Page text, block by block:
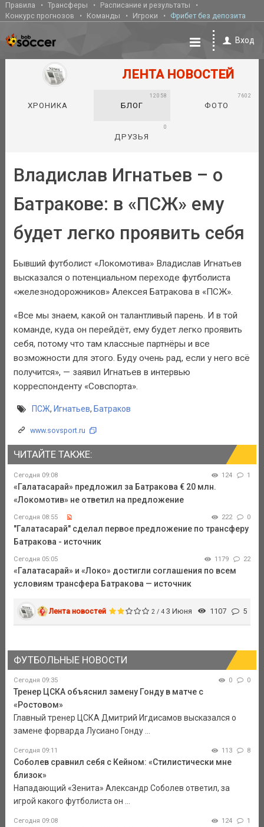
Правила Трансферы
Расписание и результаты
Конкурс прогнозов
Команды Игроки Фрибет без депозита
Вход
ЛЕНТА НОВОСТЕЙ
ХРОНИКА БЛОГ
12058
ФОТО
7602
ДРУЗЬЯ
0
Владислав Игнатьев – о
Батракове: в «ПСЖ» ему
будет легко проявить себя
Бывший футболист «Локомотива» Владислав Игнатьев
высказался о потенциальном переходе футболиста
«железнодорожников» Алексея Батракова в «ПСЖ».
«Все мы знаем, какой он талантливый парень. И в той
команде, куда он перейдёт, ему будет легко проявить
себя, потому что там классные партнёры и все
возможности для этого. Буду очень рад, если у него всё
получится», — заявил Игнатьев в интервью
корреспонденту «Совспорта».
ПСЖ, Игнатьев, Батраков
www.sovsport.ru
ЧИТАЙТЕ ТАКЖЕ:
Сегодня 09:08 124 1
«Галатасарай» предложил за Батракова € 20 млн.
«Локомотив» не ответил на предложение
Сегодня 08:55 222 0
"Галатасарай" сделал первое предложение по трансферу
Батракова - источник
Сегодня 05:05 1179 22
«Галатасарай» и «Локо» достигли соглашения по всем
условиям трансфера Батракова — источник
Лента новостей 2 / 4 3 Июня 1107 5
ФУТБОЛЬНЫЕ НОВОСТИ
Сегодня 09:35 0 0
Тренер ЦСКА объяснил замену Гонду в матче с
«Ростовом»
Главный тренер ЦСКА Дмитрий Игдисамов высказался о
замене форварда Лусиано Гонду ...
Сегодня 09:11 113 8
Соболев сравнил себя с Кейном: «Стилистически мне
близок»
Нападающий «Зенита» Александр Соболев ответил, за
игрой какого футболиста он ...
Сегодня 09:08 124 1